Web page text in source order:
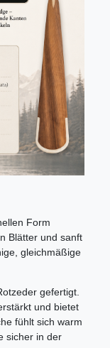
Form
Blätter und sanft
gleichmäßige
gefertigt.
und bietet
fühlt sich warm
sicher in der